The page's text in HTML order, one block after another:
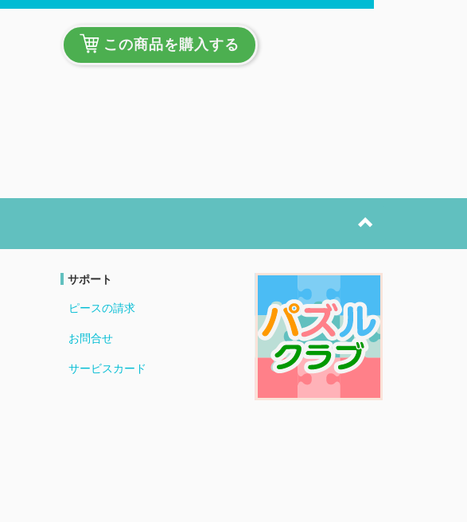
この商品を購入する
サポート
ピースの請求
お問合せ
サービスカード